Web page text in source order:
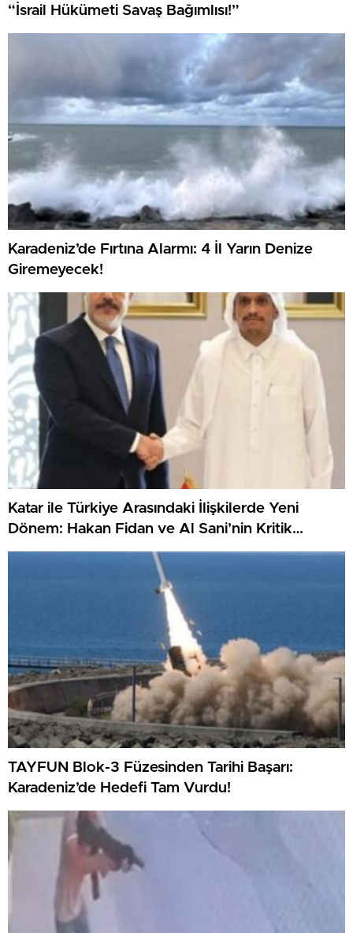
“İsrail Hükümeti Savaş Bağımlısı!”
Karadeniz’de Fırtına Alarmı: 4 İl Yarın Denize
Giremeyecek!
Katar ile Türkiye Arasındaki İlişkilerde Yeni
Dönem: Hakan Fidan ve Al Sani’nin Kritik
Görüşmesi
TAYFUN Blok-3 Füzesinden Tarihi Başarı:
Karadeniz’de Hedefi Tam Vurdu!